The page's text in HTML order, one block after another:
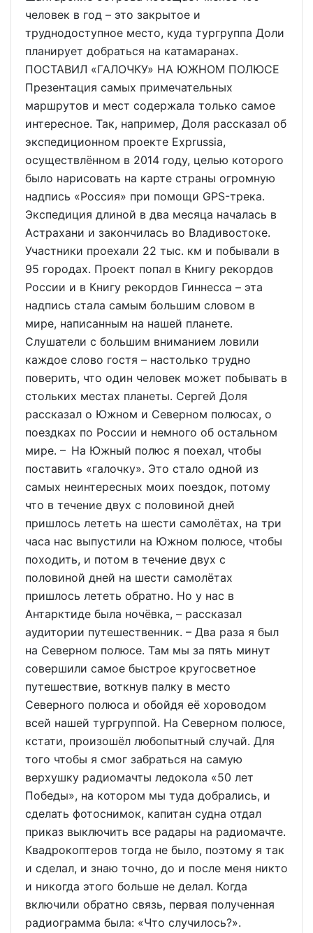
человек в год – это закрытое и
труднодоступное место, куда тургруппа Доли
планирует добраться на катамаранах.
ПОСТАВИЛ «ГАЛОЧКУ» НА ЮЖНОМ ПОЛЮСЕ
Презентация самых примечательных
маршрутов и мест содержала только самое
интересное. Так, например, Доля рассказал об
экспедиционном проекте Exprussia,
осуществлённом в 2014 году, целью которого
было нарисовать на карте страны огромную
надпись «Россия» при помощи GPS-трека.
Экспедиция длиной в два месяца началась в
Астрахани и закончилась во Владивостоке.
Участники проехали 22 тыс. км и побывали в
95 городах. Проект попал в Книгу рекордов
России и в Книгу рекордов Гиннесса – эта
надпись стала самым большим словом в
мире, написанным на нашей планете.
Слушатели с большим вниманием ловили
каждое слово гостя – настолько трудно
поверить, что один человек может побывать в
стольких местах планеты. Сергей Доля
рассказал о Южном и Северном полюсах, о
поездках по России и немного об остальном
мире. – На Южный полюс я поехал, чтобы
поставить «галочку». Это стало одной из
самых неинтересных моих поездок, потому
что в течение двух с половиной дней
пришлось лететь на шести самолётах, на три
часа нас выпустили на Южном полюсе, чтобы
походить, и потом в течение двух с
половиной дней на шести самолётах
пришлось лететь обратно. Но у нас в
Антарктиде была ночёвка, – рассказал
аудитории путешественник. – Два раза я был
на Северном полюсе. Там мы за пять минут
совершили самое быстрое кругосветное
путешествие, воткнув палку в место
Северного полюса и обойдя её хороводом
всей нашей тургруппой. На Северном полюсе,
кстати, произошёл любопытный случай. Для
того чтобы я смог забраться на самую
верхушку радиомачты ледокола «50 лет
Победы», на котором мы туда добрались, и
сделать фотоснимок, капитан судна отдал
приказ выключить все радары на радиомачте.
Квадрокоптеров тогда не было, поэтому я так
и сделал, и знаю точно, до и после меня никто
и никогда этого больше не делал. Когда
включили обратно связь, первая полученная
радиограмма была: «Что случилось?».